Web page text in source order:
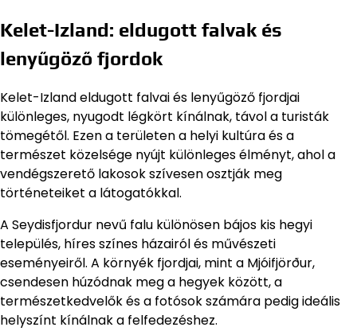
Kelet-Izland: eldugott falvak és
lenyűgöző fjordok
Kelet-Izland eldugott falvai és lenyűgöző fjordjai
különleges, nyugodt légkört kínálnak, távol a turisták
tömegétől. Ezen a területen a helyi kultúra és a
természet közelsége nyújt különleges élményt, ahol a
vendégszerető lakosok szívesen osztják meg
történeteiket a látogatókkal.
A Seydisfjordur nevű falu különösen bájos kis hegyi
település, híres színes házairól és művészeti
eseményeiről. A környék fjordjai, mint a Mjóifjörður,
csendesen húzódnak meg a hegyek között, a
természetkedvelők és a fotósok számára pedig ideális
helyszínt kínálnak a felfedezéshez.